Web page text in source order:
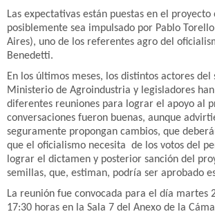
Las expectativas están puestas en el
posiblemente sea impulsado por Pablo Torello
Aires), uno de los referentes agro del
Benedetti.
En los últimos meses, los distintos actores del
Ministerio de Agroindustria y legisladores
diferentes reuniones para lograr el apoyo al
conversaciones fueron buenas, aunque
seguramente propongan cambios, que
que el oficialismo necesita de los votos del
lograr el dictamen y posterior sanción del
semillas, que, estiman, podría ser aprobado
La reunión fue convocada para el día martes
17:30 horas en la Sala 7 del Anexo de la